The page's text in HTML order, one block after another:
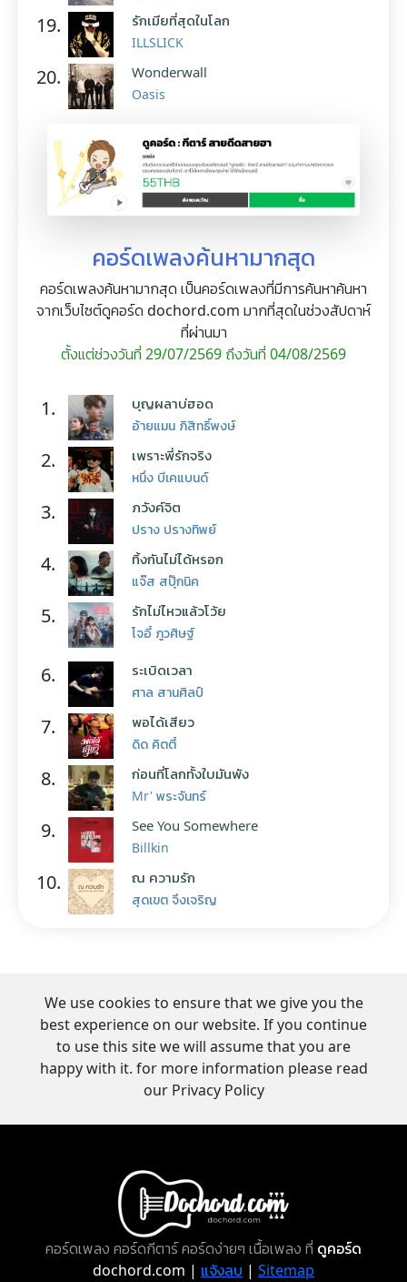
19. รักเมียที่สุดในโลก
ILLSLICK
20. Wonderwall
Oasis
คอร์ดเพลงค้นหามากสุด
คอร์ดเพลงค้นหามากสุด เป็นคอร์ดเพลงที่มีการค้นหาค้นหา
จากเว็บไซต์ดูคอร์ด dochord.com มากที่สุดในช่วงสัปดาห์
ที่ผ่านมา
ตั้งแต่ช่วงวันที่ 29/07/2569 ถึงวันที่ 04/08/2569
1. บุญผลาบ่ฮอด
อ้ายแมน ภิสิทธิ์พงษ์
2. เพราะพี่รักจริง
หนึ่ง บีเคแบนด์
3. ภวังค์จิต
ปราง ปรางทิพย์
4. ทิ้งกันไม่ได้หรอก
แจ๊ส สปุ๊กนิค
5. รักไม่ไหวแล้วโว้ย
โจอี้ ภูวศิษฐ์
6. ระเบิดเวลา
ศาล สานศิลป์
7. พอได้เสียว
ดิด คิตตี้
8. ก่อนที่โลกทั้งใบมันพัง
Mr' พระจันทร์
9. See You Somewhere
Billkin
10. ณ ความรัก
สุดเขต จึงเจริญ
We use cookies to ensure that we give you the
best experience on our website. If you continue
to use this site we will assume that you are
happy with it. for more information please read
our Privacy Policy
คอร์ดเพลง คอร์ดกีตาร์ คอร์ดง่ายๆ เนื้อเพลง ที่ ดูคอร์ด
dochord.com | แจ้งลบ | Sitemap